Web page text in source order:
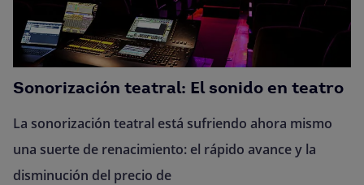
Sonorización teatral: El sonido en teatro
La sonorización teatral está sufriendo ahora mismo
una suerte de renacimiento: el rápido avance y la
disminución del precio de